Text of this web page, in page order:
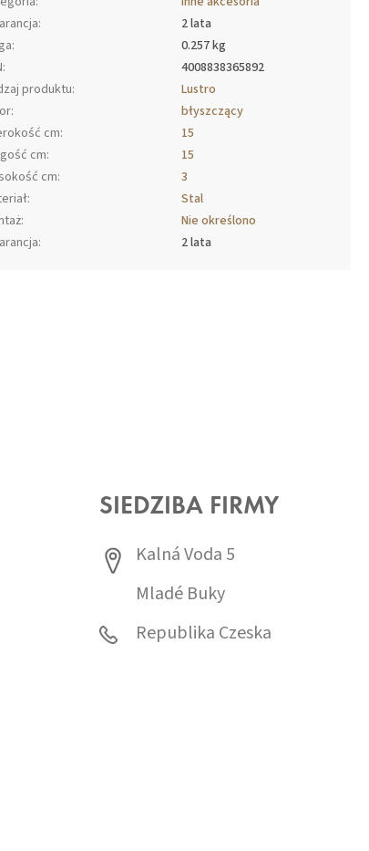
:
2 lata
:
0.257 kg
:
4008838365892
produktu:
Lustro
:
błyszczący
cm:
15
cm:
15
cm:
3
:
Stal
:
Nie określono
: 2 lata
SIEDZIBA FIRMY
Kalná Voda 5
Mladé Buky
Republika Czeska